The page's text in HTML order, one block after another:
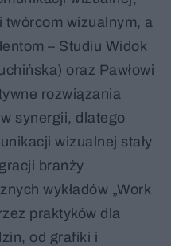
twórcom wizualnym, a
– Studiu Widok
oraz Pawłowi
rozwiązania
synergii, dlatego
wizualnej stały
branży
wykładów „Work
praktyków dla
od grafiki i